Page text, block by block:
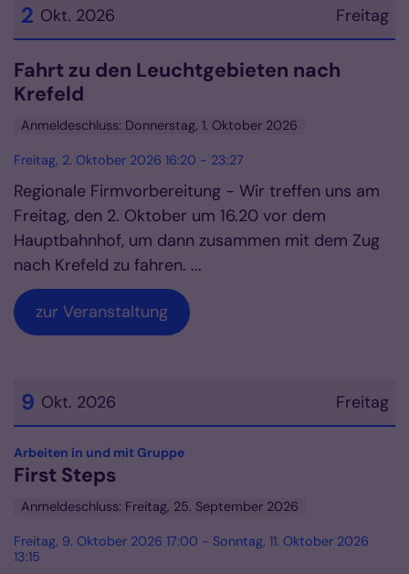
Freitag
2 Okt. 2026
Datum: 2. Oktober 2026
Fahrt zu den Leuchtgebieten nach
Krefeld
Anmeldeschluss: Donnerstag, 1. Oktober 2026
Freitag, 2. Oktober 2026 16:20 - 23:27
Regionale Firmvorbereitung - Wir treffen uns am
Freitag, den 2. Oktober um 16.20 vor dem
Hauptbahnhof, um dann zusammen mit dem Zug
nach Krefeld zu fahren. ...
zur Veranstaltung
Freitag
9 Okt. 2026
Datum: 9. Oktober 2026
Arbeiten in und mit Gruppe:
First Steps
Anmeldeschluss: Freitag, 25. September 2026
Freitag, 9. Oktober 2026 17:00 - Sonntag, 11. Oktober 2026
13:15